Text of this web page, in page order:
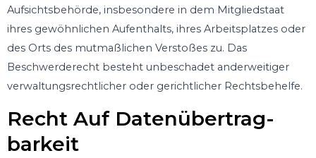
Aufsichtsbehörde, insbesondere in dem Mitgliedstaat
ihres gewöhnlichen Aufenthalts, ihres Arbeitsplatzes oder
des Orts des mutmaßlichen Verstoßes zu. Das
Beschwerderecht besteht unbeschadet anderweitiger
verwaltungsrechtlicher oder gerichtlicher Rechtsbehelfe.
Recht Auf Daten­übertrag­
Barkeit